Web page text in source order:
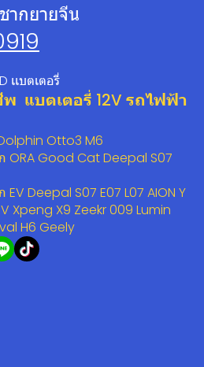
ากยายจีน
เเบตเตอรี่
แบตเตอรี่ 12V รถไฟฟ้า
Dolphin Otto3 M6
ORA Good Cat Deepal S07
EV Deepal S07 E07 L07 AION Y
Xpeng X9 Zeekr 009 Lumin
H6 Geely